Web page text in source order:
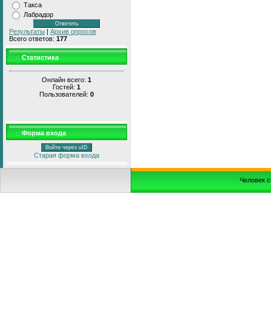
Такса
Лабрадор
Результаты | Архив опросов
Всего ответов: 177
Статистика
Онлайн всего: 1
Гостей: 1
Пользователей: 0
Форма входа
Войти через uID
Старая форма входа
Человек